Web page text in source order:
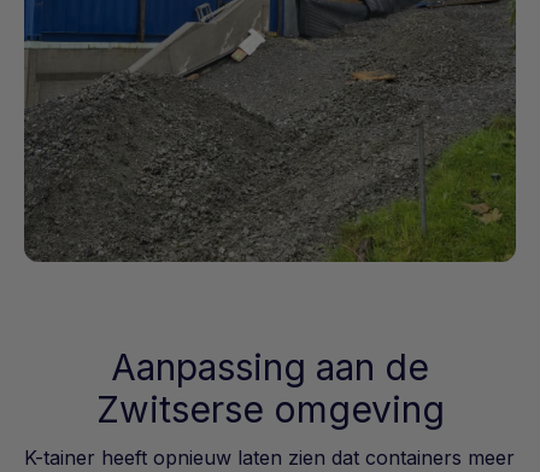
Aanpassing aan de
Zwitserse omgeving
K-tainer heeft opnieuw laten zien dat containers meer